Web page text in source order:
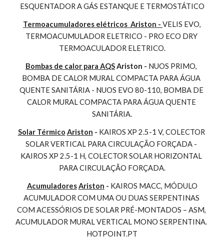
ESQUENTADOR A GÁS ESTANQUE E TERMOSTÁTICO
Termoacumuladores elétricos  Ariston - VELIS EVO,
TERMOACUMULADOR ELETRICO - PRO ECO DRY
TERMOACULADOR ELETRICO.
Bombas de calor para AQS Ariston - NUOS PRIMO,
BOMBA DE CALOR MURAL COMPACTA PARA ÁGUA
QUENTE SANITÁRIA - NUOS EVO 80-110, BOMBA DE
CALOR MURAL COMPACTA PARA ÁGUA QUENTE
SANITÁRIA.
Solar Térmico Ariston - KAIROS XP 2.5-1 V, COLECTOR
SOLAR VERTICAL PARA CIRCULAÇÃO FORÇADA -
KAIROS XP 2.5-1 H, COLECTOR SOLAR HORIZONTAL
PARA CIRCULAÇÃO FORÇADA.
Acumuladores Ariston - KAIROS MACC, MÓDULO
ACUMULADOR COM UMA OU DUAS SERPENTINAS
COM ACESSÓRIOS DE SOLAR PRÉ-MONTADOS – ASM,
ACUMULADOR MURAL VERTICAL MONO SERPENTINA.
HOTPOINT.PT